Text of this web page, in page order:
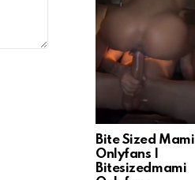
Bite Sized Mami
Onlyfans |
Bitesizedmami